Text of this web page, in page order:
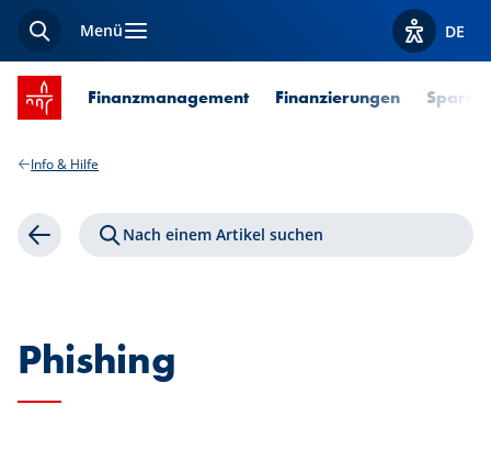
SucheMenü Optionen
DE
Startseite SPUERKEESS
Finanzmanagement Finanzierungen Sparen
Info & Hilfe
Zurück Nach einem Artikel suchen
Phishing